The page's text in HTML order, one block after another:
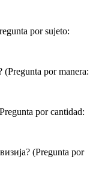
por sujeto:
por manera:
por cantidad:
(Pregunta por